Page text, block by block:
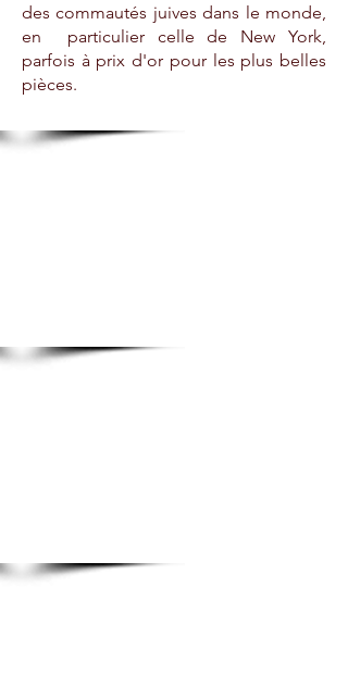
des commautés juives dans le monde,
en particulier celle de New York,
parfois à prix d'or pour les plus belles
pièces.